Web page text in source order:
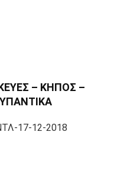
– ΚΗΠΟΣ –
17-12-2018